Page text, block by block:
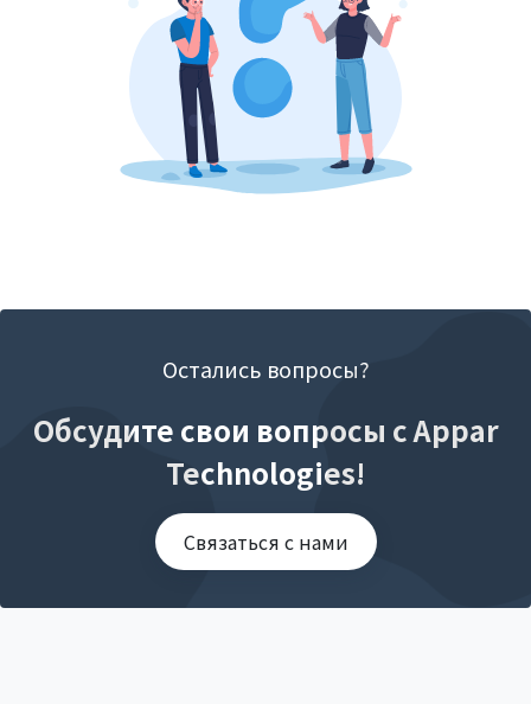
Остались вопросы?
Обсудите свои вопросы с Appar
Technologies!
Связаться с нами